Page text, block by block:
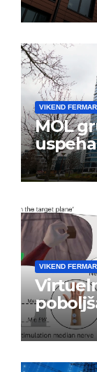
VIKEND
MOL
uspeha
VIKEND
nakon